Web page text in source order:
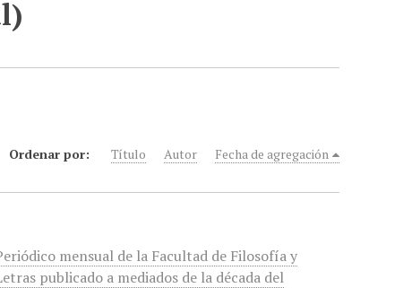
Ordenar por: Título Autor Fecha de agregación
mensual de la Facultad de Filosofía y
publicado a mediados de la década del